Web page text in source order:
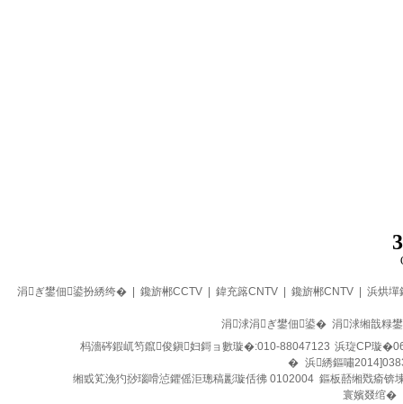
涓ぎ鐢佃鍙扮綉绔� 鑱旂郴CCTV 鍏充簬CNTV 鑱旂郴CNTV 浜烘墠
涓浗涓ぎ鐢佃鍙� 涓浗缃戠粶
杩濇硶鍜屼笉鑹俊鎭妇鎶ョ數璇�:010-88047123 浜琁CP璇
� 浜綉鏂嘯
缃戜笂浼犳挱瑙嗗惉鑺傜洰璁稿彲璇佸彿 0102004 鏂板嚭缃戣瘉
寰嬪叕绾�